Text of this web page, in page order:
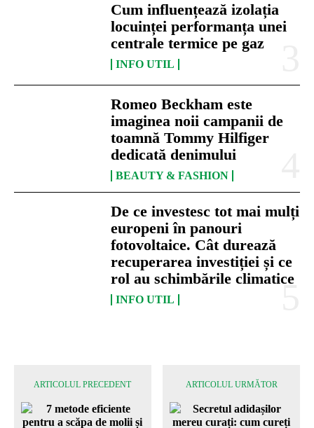
Cum influențează izolația
locuinței performanța unei
centrale termice pe gaz
INFO UTIL
Romeo Beckham este
imaginea noii campanii de
toamnă Tommy Hilfiger
dedicată denimului
BEAUTY & FASHION
De ce investesc tot mai mulți
europeni în panouri
fotovoltaice. Cât durează
recuperarea investiției și ce
rol au schimbările climatice
INFO UTIL
ARTICOLUL PRECEDENT ARTICOLUL URMĂTOR